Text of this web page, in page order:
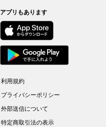
アプリもあります
利用規約
プライバシーポリシー
外部送信について
特定商取引法の表示